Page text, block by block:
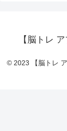
【脳トレ
© 2023 【脳トレ